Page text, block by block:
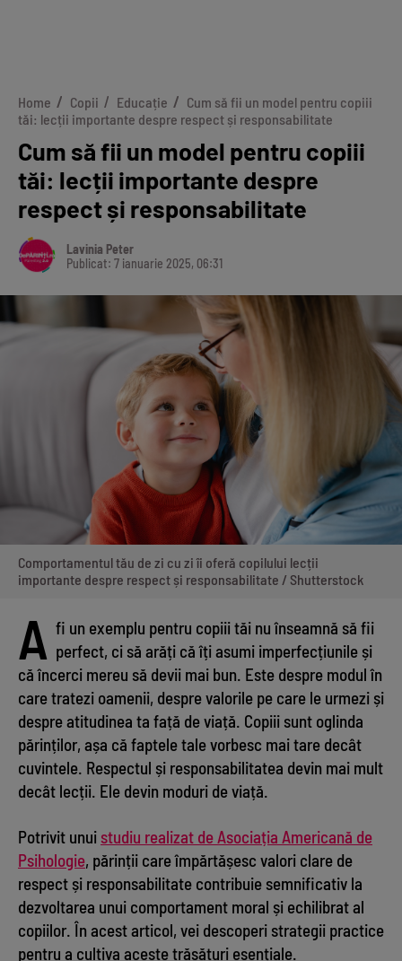
Home Copii Educație
Cum să fii un model pentru copiii
tăi: lecții importante despre respect și responsabilitate
Cum să fii un model pentru copiii
tăi: lecții importante despre
respect și responsabilitate
Lavinia Peter
Publicat: 7 ianuarie 2025, 06:31
Comportamentul tău de zi cu zi îi oferă copilului lecții
importante despre respect și responsabilitate / Shutterstock
A fi un exemplu pentru copiii tăi nu înseamnă să fii
perfect, ci să arăți că îți asumi imperfecțiunile și
că încerci mereu să devii mai bun. Este despre modul în
care tratezi oamenii, despre valorile pe care le urmezi și
despre atitudinea ta față de viață. Copiii sunt oglinda
părinților, așa că faptele tale vorbesc mai tare decât
cuvintele. Respectul și responsabilitatea devin mai mult
decât lecții. Ele devin moduri de viață.
Potrivit unui studiu realizat de Asociația Americană de
Psihologie, părinții care împărtășesc valori clare de
respect și responsabilitate contribuie semnificativ la
dezvoltarea unui comportament moral și echilibrat al
copiilor. În acest articol, vei descoperi strategii practice
pentru a cultiva aceste trăsături esențiale.